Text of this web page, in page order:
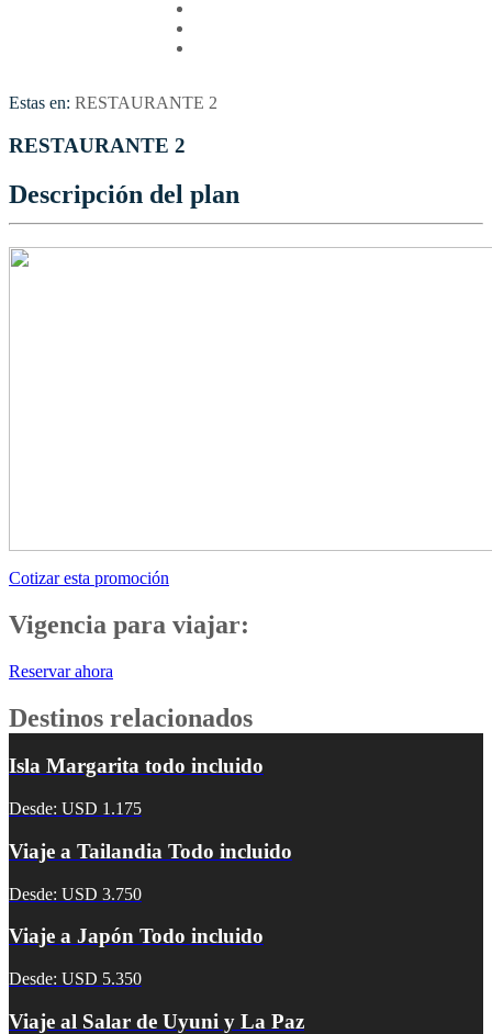
Estas en: RESTAURANTE 2
RESTAURANTE 2
Descripción del plan
Cotizar esta promoción
Vigencia para viajar:
Reservar ahora
Destinos relacionados
Isla Margarita todo incluido
Desde: USD 1.175
Viaje a Tailandia Todo incluido
Desde: USD 3.750
Viaje a Japón Todo incluido
Desde: USD 5.350
Viaje al Salar de Uyuni y La Paz